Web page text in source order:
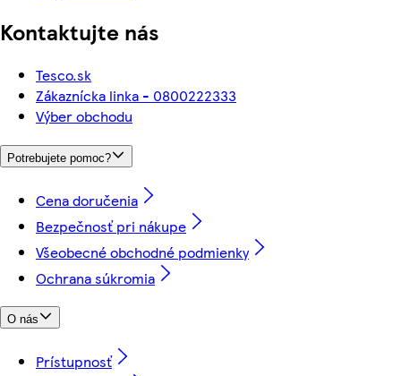
Kontaktujte nás
Tesco.sk
Zákaznícka linka - 0800222333
Výber obchodu
Potrebujete pomoc?
Cena doručenia
Bezpečnosť pri nákupe
Všeobecné obchodné podmienky
Ochrana súkromia
O nás
Prístupnosť